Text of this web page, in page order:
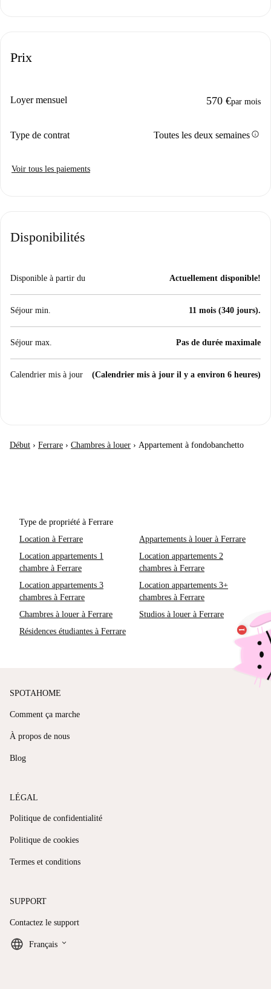
Prix
Loyer mensuel 570 €par mois
Type de contrat Toutes les deux semainesinfo
Voir tous les paiements
Disponibilités
Disponible à partir du Actuellement disponible!
Séjour min. 11 mois (340 jours).
Séjour max. Pas de durée maximale
Calendrier mis à jour (Calendrier mis à jour il y a environ 6 heures)
Début › Ferrare › Chambres à louer › Appartement à fondobanchetto
Type de propriété à Ferrare
Location à Ferrare
Appartements à louer à Ferrare
Location appartements 1
chambre à Ferrare
Location appartements 2
chambres à Ferrare
Location appartements 3
chambres à Ferrare
Location appartements 3+
chambres à Ferrare
Chambres à louer à Ferrare
Studios à louer à Ferrare
Résidences étudiantes à Ferrare
SPOTAHOME
Comment ça marche
À propos de nous
Blog
LÉGAL
Politique de confidentialité
Politique de cookies
Termes et conditions
SUPPORT
Contactez le support
Français keyboard_arrow_down